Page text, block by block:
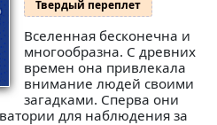
Твердый переплет
Вселенная бесконечна и
многообразна. С древних
времен она привлекала
внимание людей своими
загадками. Сперва они
для наблюдения за